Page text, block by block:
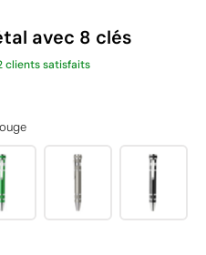
avec 8 clés
clients satisfaits